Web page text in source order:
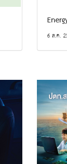
6 ส.ค.